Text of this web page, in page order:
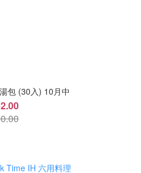
日本製富山縣鏗魚高湯包 (30入) 10月中